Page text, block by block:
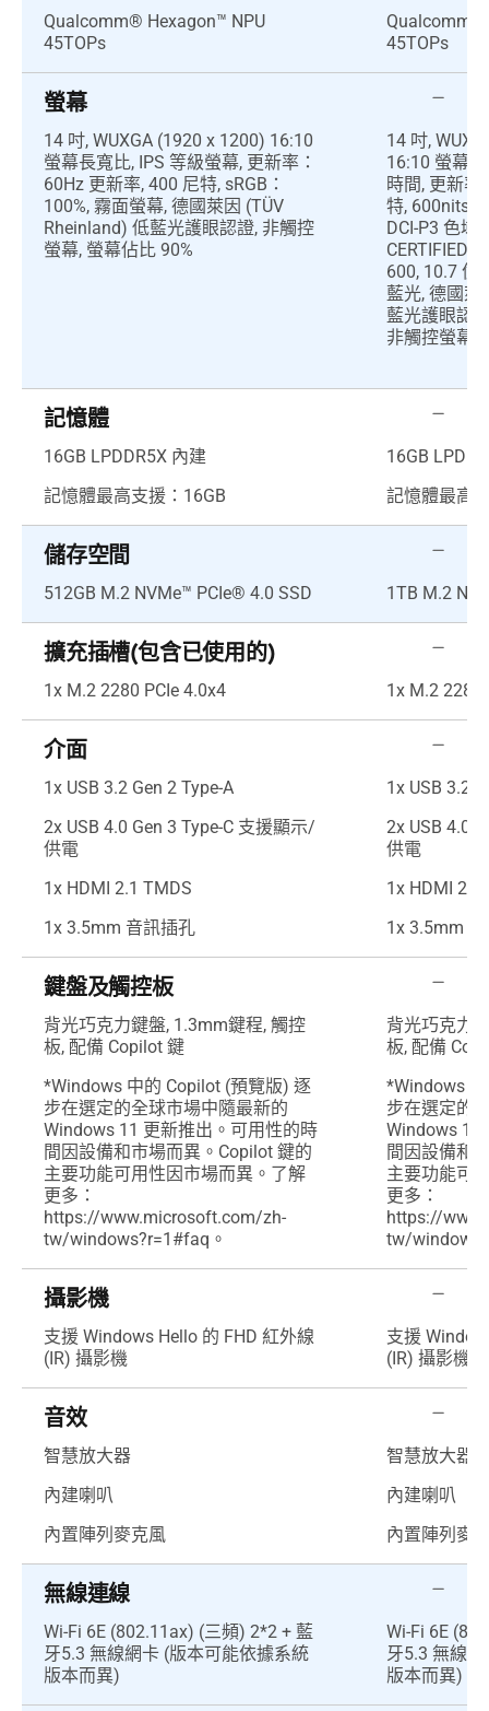
Qualcomm® Hexagon™ NPU
45TOPs
Qualcomm®
45TOPs
螢幕
14 吋, WUXGA (1920 x 1200) 16:10
螢幕長寬比, IPS 等級螢幕, 更新率：
60Hz 更新率, 400 尼特, sRGB：
100%, 霧面螢幕, 德國萊因 (TÜV
Rheinland) 低藍光護眼認證, 非觸控
螢幕, 螢幕佔比 90%
14 吋,
16:10 螢幕
時間, 更新率
特, 600nits
DCI-P3 色域,
CERTIFIED
600, 10.7 億
藍光, 德國萊
藍光護眼認
非觸控螢幕,
記憶體
16GB LPDDR5X 內建
記憶體最高支援：16GB
16GB
記憶體最高
儲存空間
512GB M.2 NVMe™ PCIe® 4.0 SSD 1TB M.2
擴充插槽(包含已使用的)
1x M.2 2280 PCIe 4.0x4 1x M.2 2280
介面
1x USB 3.2 Gen 2 Type-A
2x USB 4.0 Gen 3 Type-C 支援顯示/
供電
1x HDMI 2.1 TMDS
1x 3.5mm 音訊插孔
1x USB 3.2
2x USB 4.0
供電
1x HDMI 2.1
1x 3.5mm
鍵盤及觸控板
背光巧克力鍵盤, 1.3mm鍵程, 觸控
板, 配備 Copilot 鍵
*Windows 中的 Copilot (預覽版) 逐
步在選定的全球市場中隨最新的
Windows 11 更新推出。可用性的時
間因設備和市場而異。Copilot 鍵的
主要功能可用性因市場而異。了解
更多：
https://www.microsoft.com/zh-
tw/windows?r=1#faq。
背光巧克力
板, 配備
*Windows
步在選定的
Windows 11
間因設備和
主要功能可
更多：
https://
tw/
攝影機
支援 Windows Hello 的 FHD 紅外線
(IR) 攝影機
支援
(IR) 攝影機
音效
智慧放大器
內建喇叭
內置陣列麥克風
智慧放大器
內建喇叭
內置陣列麥
無線連線
Wi-Fi 6E (802.11ax) (三頻) 2*2 + 藍
牙5.3 無線網卡 (版本可能依據系統
版本而異)
Wi-Fi 6E
牙5.3 無線
版本而異)